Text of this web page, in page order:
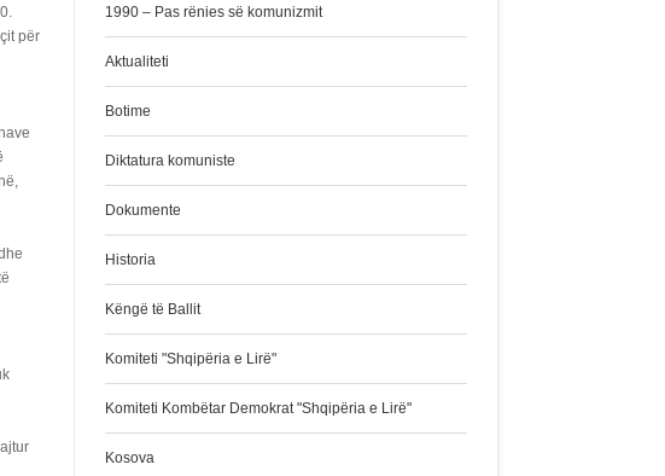
për
1990 – Pas rënies së komunizmit
Aktualiteti
Botime
Diktatura komuniste
Dokumente
Historia
Këngë të Ballit
Komiteti "Shqipëria e Lirë"
Komiteti Kombëtar Demokrat "Shqipëria e Lirë"
Kosova